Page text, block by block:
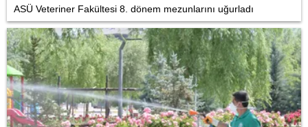
ASÜ Veteriner Fakültesi 8. dönem mezunlarını uğurladı